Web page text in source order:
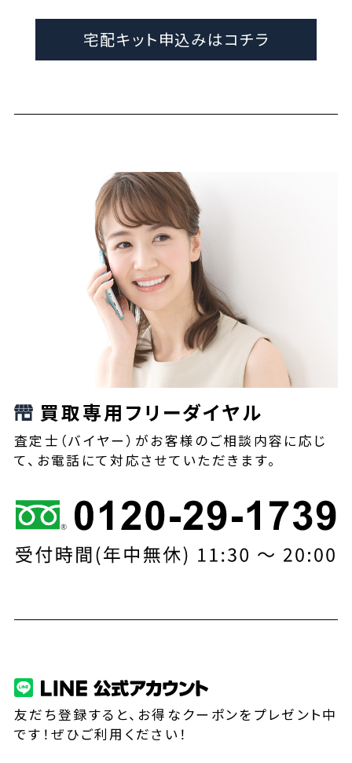
宅配キット申込みはコチラ
買取専用フリーダイヤル
査定士（バイヤー）がお客様のご相談内容に応じ
て、お電話にて対応させていただきます。
友だち登録すると、お得なクーポンをプレゼント中
です！ぜひご利用ください！